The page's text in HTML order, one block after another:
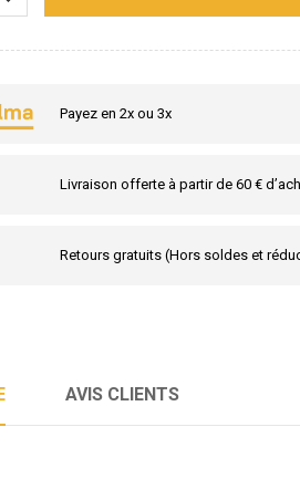
Payez en 2x ou 3x
Livraison offerte à partir de 60 €
Retours gratuits (Hors soldes et
AVIS CLIENTS